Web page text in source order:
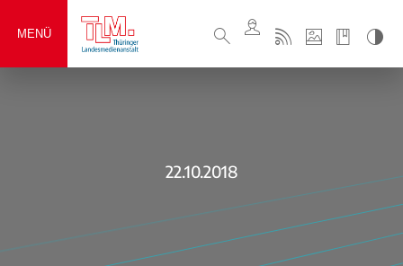
MENÜ
22.10.2018